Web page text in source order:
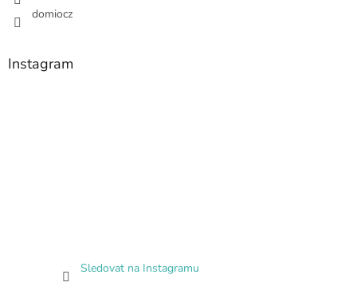
domiocz
Instagram
Sledovat na Instagramu